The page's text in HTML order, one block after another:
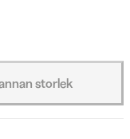
storlek